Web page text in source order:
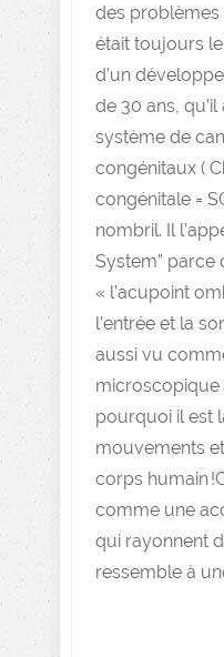
des problèmes
était toujours
d’un
de 30 ans,
système de
congénitaux (
congénitale =
nombril. Il
System” parce
« l’acupoint
l’entrée et la
aussi vu
microscopique
pourquoi il est
mouvements
corps humain
comme une
qui rayonnent
ressemble à